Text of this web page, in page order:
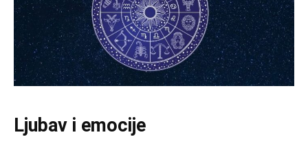
Ljubav i emocije